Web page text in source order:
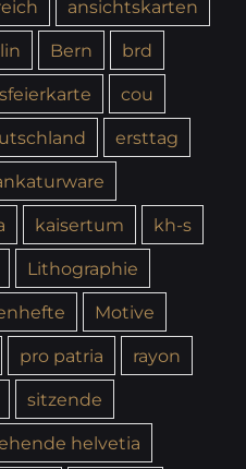
ansichtskarten
Bern
brd
cou
ersttag
kaisertum
kh-s
Lithographie
Motive
pro patria
rayon
sitzende
helvetia